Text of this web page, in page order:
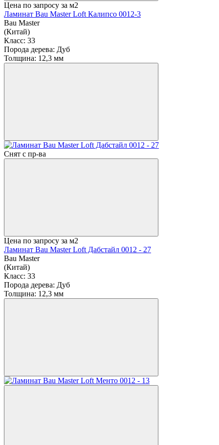
Цена по запросу за м2
Ламинат Bau Master Loft Калипсо 0012-3
Bau Master
(Китай)
Класс: 33
Порода дерева: Дуб
Толщина: 12,3 мм
Снят с пр-ва
Цена по запросу за м2
Ламинат Bau Master Loft Дабстайл 0012 - 27
Bau Master
(Китай)
Класс: 33
Порода дерева: Дуб
Толщина: 12,3 мм